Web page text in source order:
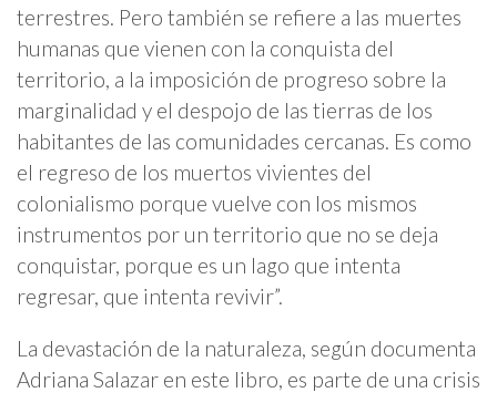
terrestres. Pero también se refiere a las muertes
humanas que vienen con la conquista del
territorio, a la imposición de progreso sobre la
marginalidad y el despojo de las tierras de los
habitantes de las comunidades cercanas. Es como
el regreso de los muertos vivientes del
colonialismo porque vuelve con los mismos
instrumentos por un territorio que no se deja
conquistar, porque es un lago que intenta
regresar, que intenta revivir”.
La devastación de la naturaleza, según documenta
Adriana Salazar en este libro, es parte de una crisis